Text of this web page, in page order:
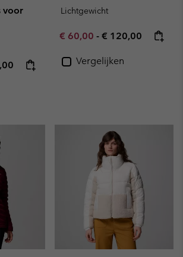
voor
price:
Lichtgewicht
Minimum sale price:
€ 60,00 - Maximum price:
€ 120,00
Vergelijken